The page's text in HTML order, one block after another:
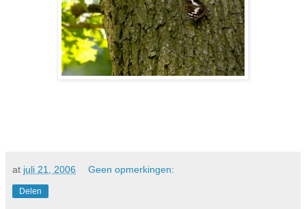
at juli 21, 2006 Geen opmerkingen:
Delen